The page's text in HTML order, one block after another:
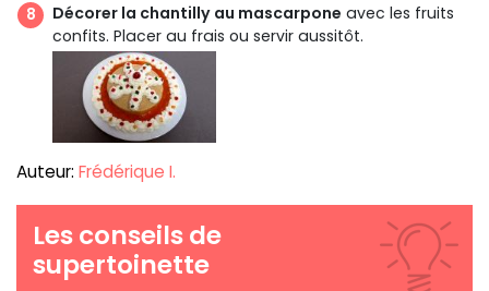
Décorer la chantilly au mascarpone avec les fruits
confits. Placer au frais ou servir aussitôt.
Auteur: Frédérique I.
Les conseils de
supertoinette